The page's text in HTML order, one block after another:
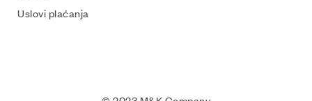
Uslovi plaćanja